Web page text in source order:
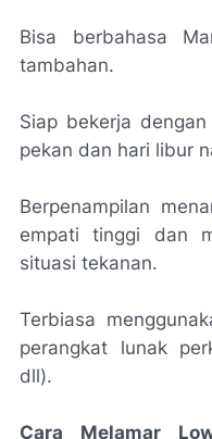
Bisa berbahasa
tambahan.
Siap bekerja
pekan dan hari libur
Berpenampilan
empati tinggi dan
situasi tekanan.
Terbiasa
perangkat lunak
dll).
Cara Melamar